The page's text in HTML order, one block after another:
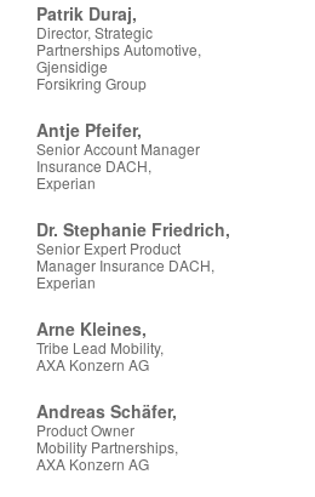
Patrik Duraj,
Director, Strategic
Partnerships Automotive,
Gjensidige
Forsikring Group
Antje Pfeifer,
Senior Account Manager
Insurance DACH,
Experian
Dr. Stephanie Friedrich,
Senior Expert Product
Manager Insurance DACH,
Experian
Arne Kleines,
Tribe Lead Mobility,
AXA Konzern AG
Andreas Schäfer,
Product Owner
Mobility Partnerships,
AXA Konzern AG